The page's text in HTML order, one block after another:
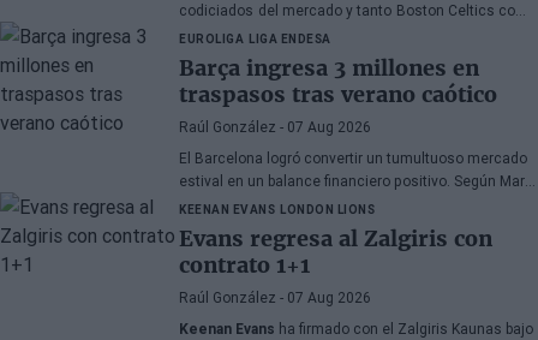
codiciados del mercado y tanto Boston Celtics como
Cleveland Cavaliers y Detroit Pistons estarían
interesados en hacerse con sus servicios
EUROLIGA LIGA ENDESA
Barça ingresa 3 millones en
traspasos tras verano caótico
Raúl González - 07 Aug 2026
El Barcelona logró convertir un tumultuoso mercado
estival en un balance financiero positivo. Según Marc
Mundet, la sección azulgrana ingresó cerca de tres
millones de euros procedentes de salidas de
jugadores, a pesar de un proceso de transferencias
marcado por la incertidumbre y los cambios de
última hora.
KEENAN EVANS LONDON LIONS
Evans regresa al Zalgiris con
contrato 1+1
Raúl González - 07 Aug 2026
Keenan Evans ha firmado con el Zalgiris Kaunas bajo